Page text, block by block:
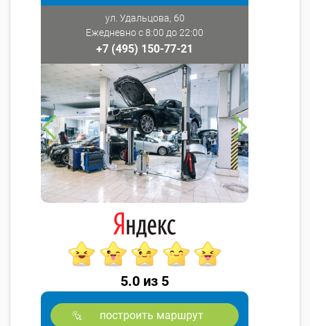
ул. Удальцова, 60
Ежедневно с 8:00 до 22:00
+7 (495) 150-77-21
5.0 из 5
построить маршрут